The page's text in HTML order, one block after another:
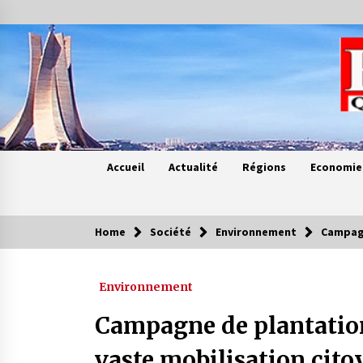
to
content
Accueil Actualité Régions Economie
Contes de chez nous
4 ans ago
Home Société Environnement
Environnement
Campagne de